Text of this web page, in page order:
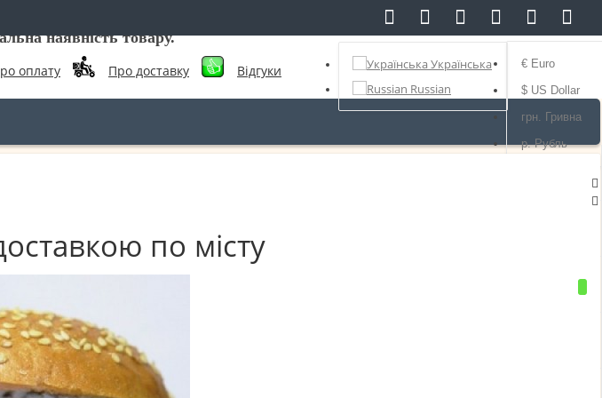
грн. Валюта
€ Euro
$ US Dollar
грн. Гривна
р. Рубль
Українська
Українська
Russian
наявність товару.
оплату Про доставку Відгуки
по місту